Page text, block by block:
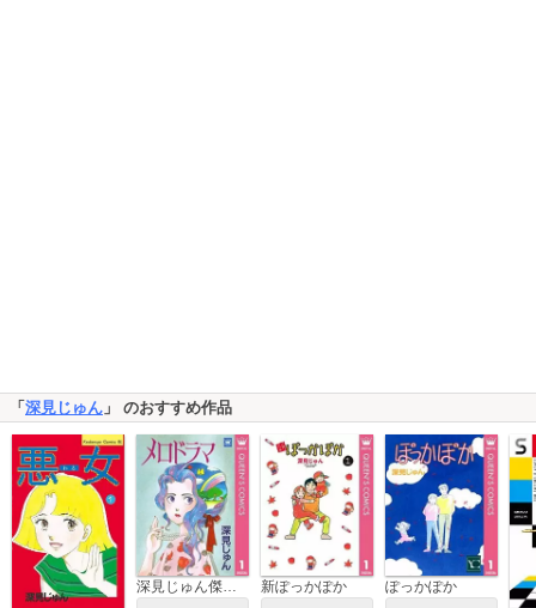
「 深見じゅん 」 のおすすめ作品
深見じゅん傑作選「歩む」 新ぽっかぽか ぽっかぽか